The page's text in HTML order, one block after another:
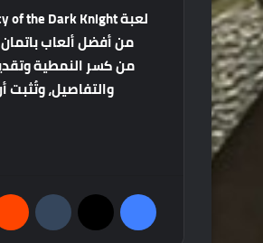
لعبةLego Batman: Legacy of the Dark Knight
منأفضلألعابباتمان
منكسرالنمطية
والتفاصيل،وتُثبت